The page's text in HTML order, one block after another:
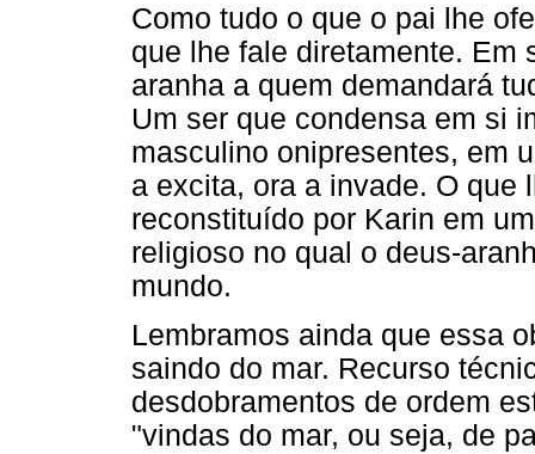
Como tudo o que o pai lhe
que lhe fale diretamente. Em
aranha a quem demandará
Um ser que condensa em si
masculino onipresentes, em
a excita, ora a invade. O que
reconstituído por Karin em
religioso no qual o deus-
mundo.
Lembramos ainda que essa
saindo do mar. Recurso
desdobramentos de ordem
"vindas do mar, ou seja, de